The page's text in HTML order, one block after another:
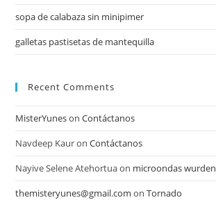
sopa de calabaza sin minipimer
galletas pastisetas de mantequilla
Recent Comments
MisterYunesonContáctanos
Navdeep KauronContáctanos
Nayive Selene Atehortuaon microondas wurden
themisteryunes@gmail.com onTornado